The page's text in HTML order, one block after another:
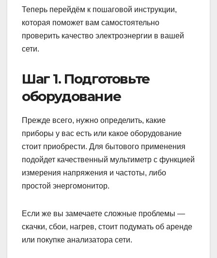
Теперь перейдём к пошаговой инструкции,
которая поможет вам самостоятельно
проверить качество электроэнергии в вашей
сети.
Шаг 1. Подготовьте
оборудование
Прежде всего, нужно определить, какие
приборы у вас есть или какое оборудование
стоит приобрести. Для бытового применения
подойдет качественный мультиметр с функцией
измерения напряжения и частоты, либо
простой энергомонитор.
Если же вы замечаете сложные проблемы —
скачки, сбои, нагрев, стоит подумать об аренде
или покупке анализатора сети.